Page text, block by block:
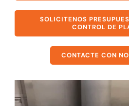
SOLICITENOS
CONTROL DE
CONTACTE CON